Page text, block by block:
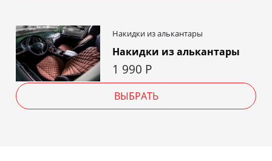
Накидки из алькантары
Накидки из алькантары
1 990 Р
ВЫБРАТЬ